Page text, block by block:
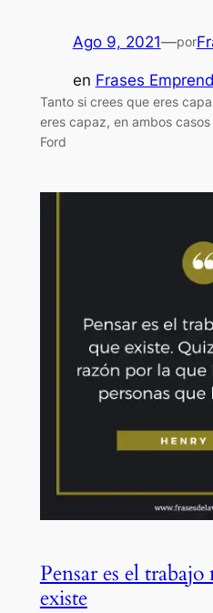
Ago 9, 2021—por
en Frases
Tanto si crees que eres
eres capaz, en ambos
Ford
Pensar es el
existe